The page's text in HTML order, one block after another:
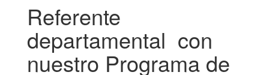
Referente
departamental con
nuestro Programa de